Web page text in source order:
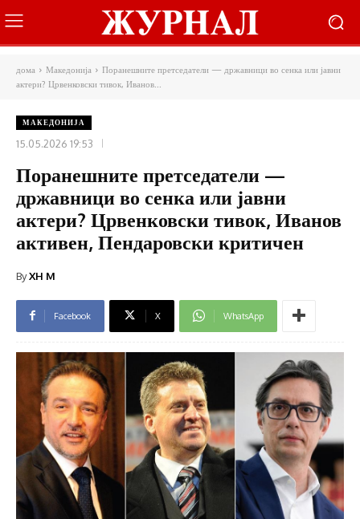
дома Македонија
Поранешните претседатели — државници во сенка или јавни
актери? Црвенковски тивок, Иванов...
МАКЕДОНИЈА
15.05.2026 19:53
Поранешните претседатели —
државници во сенка или јавни
актери? Црвенковски тивок, Иванов
активен, Пендаровски критичен
ByXH M
Facebook X WhatsApp